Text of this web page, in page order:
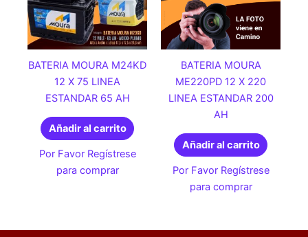
BATERIA MOURA M24KD
12 X 75 LINEA
ESTANDAR 65 AH
Añadir al carrito
Por Favor Regístrese
para comprar
BATERIA MOURA
ME220PD 12 X 220
LINEA ESTANDAR 200
AH
Añadir al carrito
Por Favor Regístrese
para comprar